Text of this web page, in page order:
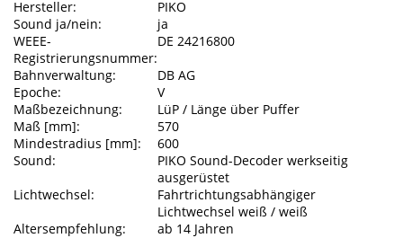
Hersteller:
PIKO
Sound ja/nein:
ja
WEEE-
Registrierungsnummer:
DE 24216800
Bahnverwaltung:
DB AG
Epoche:
V
Maßbezeichnung:
LüP / Länge über Puffer
Maß [mm]:
570
Mindestradius [mm]:
600
Sound:
PIKO Sound-Decoder werkseitig
ausgerüstet
Lichtwechsel:
Fahrtrichtungsabhängiger
Lichtwechsel weiß / weiß
Altersempfehlung:
ab 14 Jahren